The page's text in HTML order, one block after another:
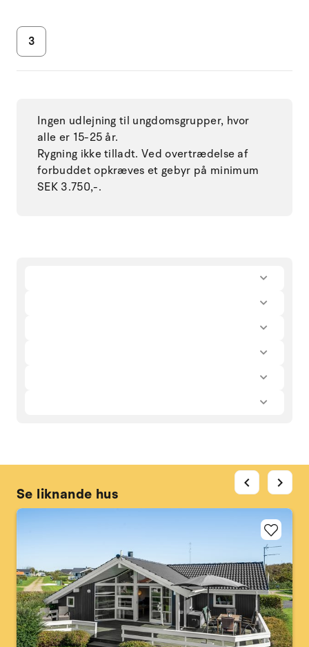
3
Ingen udlejning til ungdomsgrupper, hvor
alle er 15-25 år.
Rygning ikke tilladt. Ved overtrædelse af
forbuddet opkræves et gebyr på minimum
SEK 3.750,-.
Se liknande hus
chevron_left chevron_right